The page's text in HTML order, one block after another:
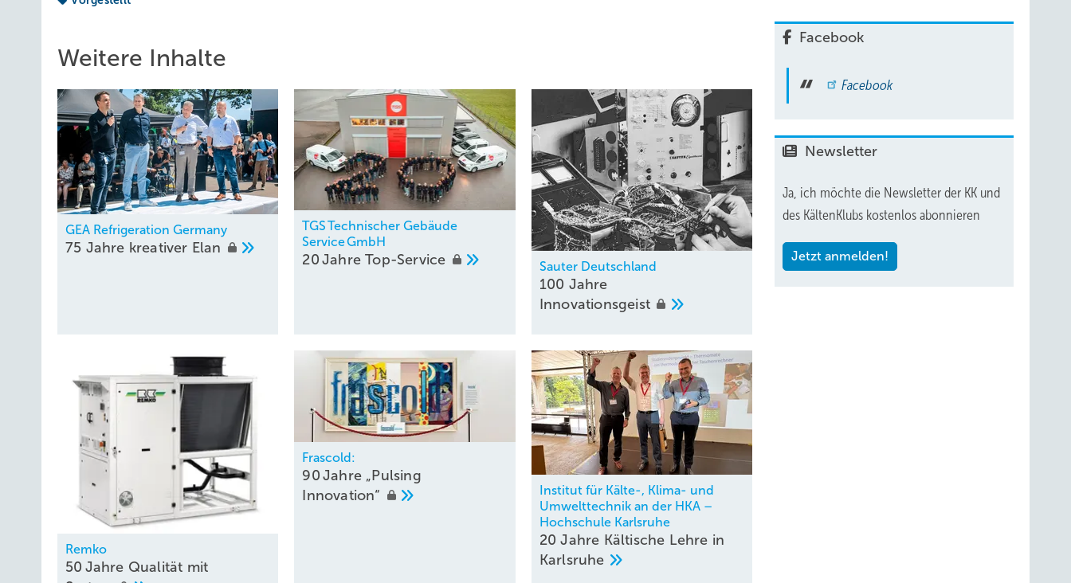
Weitere Inhalte
GEA Refrigeration Germany
75 Jahre kreativer Elan
TGS Technischer Gebäude
Service GmbH
20 JahreTop-Service Sauter Deutschland
100 Jahre
Innovationsgeist
Remko
50 Jahre Qualität mit
Frascold:
90 Jahre „Pulsing
Innovation“
Institut für Kälte-, Klima- und
Umwelttechnik an der HKA –
Hochschule Karlsruhe
20 Jahre Kältische Lehre in
Karlsruhe
Facebook
Facebook
Newsletter
Ja, ich möchte die Newsletter der KK und
des KältenKlubs kostenlos abonnieren
Jetzt anmelden!